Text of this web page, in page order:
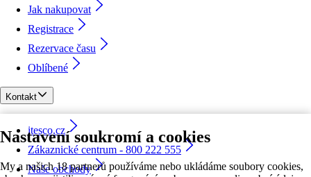
Nastavení soukromí a cookies
My a našich 18 partnerů používáme nebo ukládáme soubory cookies,
Jak nakupovat
Registrace
Rezervace času
Oblíbené
Kontakt
itesco.cz
Zákaznické centrum - 800 222 555
Naše obchody